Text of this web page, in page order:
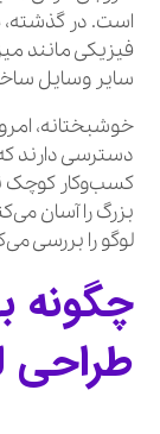
است. در گذشته،
فیزیکی مانند
سایر وسایل
خوشبختانه،
دسترسی دارند
کسب‌وکار کوچک
بزرگ را آسان
لوگو را بررسی
چگونه
طراحی